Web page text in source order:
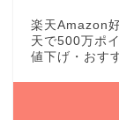
楽天Amazon
天で500万ポ
値下げ・おす